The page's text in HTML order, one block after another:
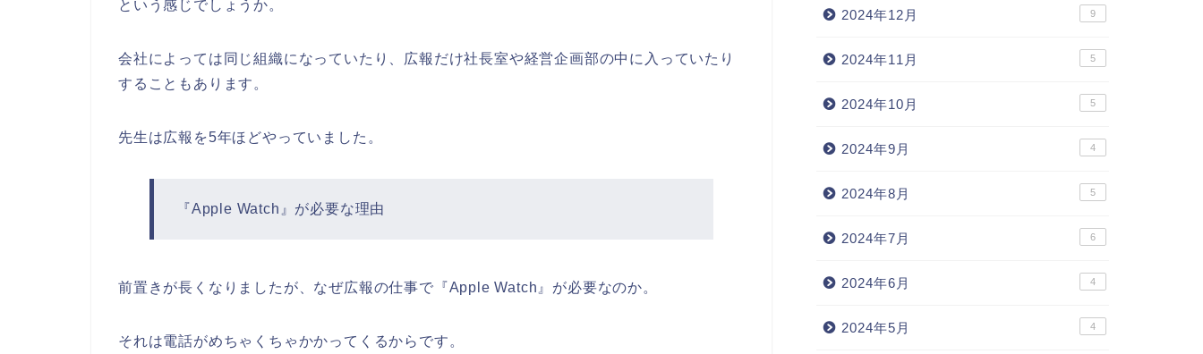
という感じでしょうか。
会社によっては同じ組織になっていたり、広報だけ社長室や経営企画部の中に入っていたり
することもあります。
先生は広報を5年ほどやっていました。
『Apple Watch』が必要な理由
前置きが長くなりましたが、なぜ広報の仕事で『Apple Watch』が必要なのか。
それは電話がめちゃくちゃかかってくるからです。
2024年12月 9
2024年11月 5
2024年10月 5
2024年9月 4
2024年8月 5
2024年7月 6
2024年6月 4
2024年5月 4